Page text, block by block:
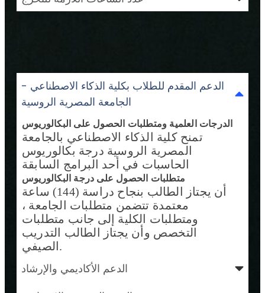
الدعم المقدم للطلاب بكلية الذكاء الاصطناعي -
الجامعة المصرية الروسية
الدرجات العلمية ومتطلبات الحصول على البكالوريوس
تمنح كلية الذكاء الاصطناعي بالجامعة
المصرية الروسية درجة بكالوريوس
الحاسبات في أحد البرامج السابقة
متطلبات الحصول على درجة البكالوريوس
أن يجتاز الطالب بنجاح دراسة (144) ساعة
معتمدة تتضمن متطلبات الجامعة ،
ومتطلبات الكلية إلى جانب متطلبات
التخصص وأن يجتاز الطالب التدريب
الصيفي.
الدعم الأكاديمي والإرشاد